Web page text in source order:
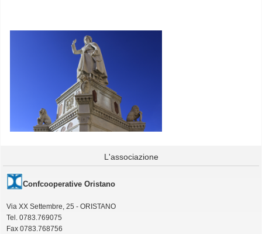
L'associazione
Confcooperative Oristano
Via XX Settembre, 25 - ORISTANO
Tel. 0783.769075
Fax 0783.768756